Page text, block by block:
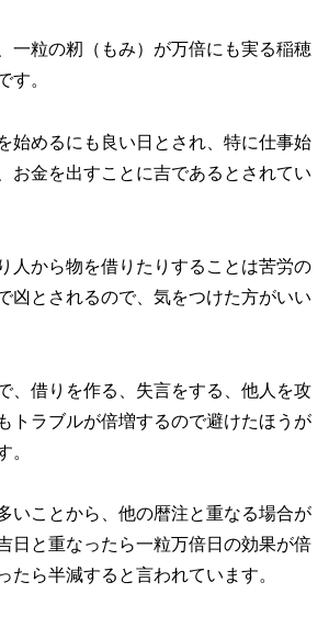
一粒の籾（もみ）が万倍にも実る稲穂
す。
始めるにも良い日とされ、特に仕事始
お金を出すことに吉であるとされてい
人から物を借りたりすることは苦労の
凶とされるので、気をつけた方がいい
、借りを作る、失言をする、他人を攻
トラブルが倍増するので避けたほうが
。
いことから、他の暦注と重なる場合が
日と重なったら一粒万倍日の効果が倍
たら半減すると言われています。